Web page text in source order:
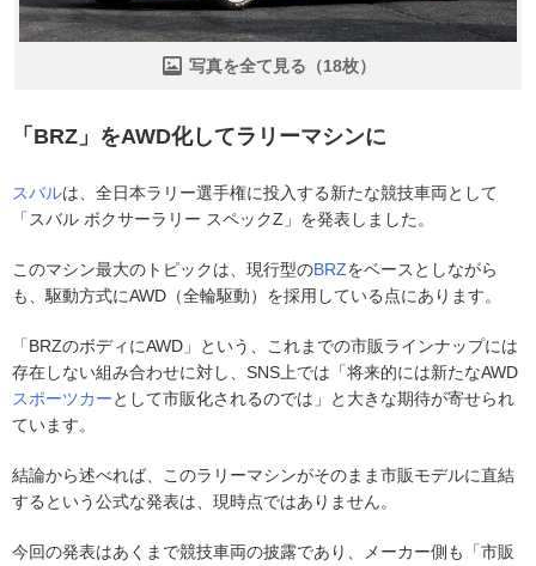
写真を全て見る（18枚）
「BRZ」をAWD化してラリーマシンに
スバルは、全日本ラリー選手権に投入する新たな競技車両として
「スバル ボクサーラリー スペックZ」を発表しました。
このマシン最大のトピックは、現行型のBRZをベースとしながら
も、駆動方式にAWD（全輪駆動）を採用している点にあります。
「BRZのボディにAWD」という、これまでの市販ラインナップには
存在しない組み合わせに対し、SNS上では「将来的には新たなAWD
スポーツカーとして市販化されるのでは」と大きな期待が寄せられ
ています。
結論から述べれば、このラリーマシンがそのまま市販モデルに直結
するという公式な発表は、現時点ではありません。
今回の発表はあくまで競技車両の披露であり、メーカー側も「市販